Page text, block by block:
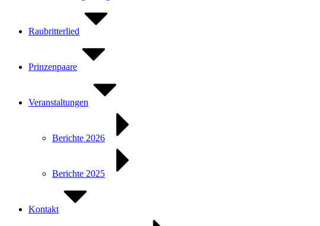
Raubritterlied
Prinzenpaare
Veranstaltungen
Berichte 2026
Berichte 2025
Kontakt